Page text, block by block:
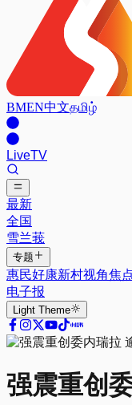
BMEN中文தமிழ்
LiveTV
最新
全国
雪兰莪
专题
惠民好康新村视角焦
电子报
Light Theme
强震重创